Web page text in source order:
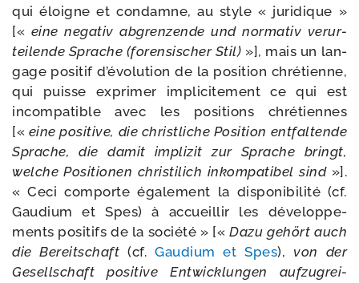
qui éloigne et condamne, au style « juri­dique »
[« eine nega­tiv abgren­zende und nor­ma­tiv verur­
tei­lende Sprache (foren­si­scher Stil) »], mais un lan­
gage posi­tif d’évolution de la posi­tion chré­tienne,
qui puisse expri­mer impli­ci­te­ment ce qui est
incom­pa­tible avec les posi­tions chré­tiennes
[« eine posi­tive, die christ­liche Position ent­fal­tende
Sprache, die damit impli­zit zur Sprache bringt,
welche Positionen chris­ti­lich inkom­pa­ti­bel sind»].
« Ceci com­porte éga­le­ment la dis­po­ni­bi­li­té (cf.
Gaudium et Spes) à accueillir les déve­lop­pe­
ments posi­tifs de la socié­té » [«Dazu gehört auch
die Bereitschaft (cf.Gaudium et Spes), von der
Gesellschaft posi­tive Entwicklungen auf­zu­grei­